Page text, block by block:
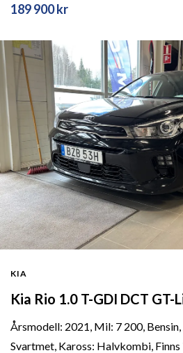
189 900 kr
KIA
Kia Rio 1.0 T-GDI DCT GT-
Årsmodell: 2021, Mil: 7 200,
Svartmet, Kaross: Halvkombi,